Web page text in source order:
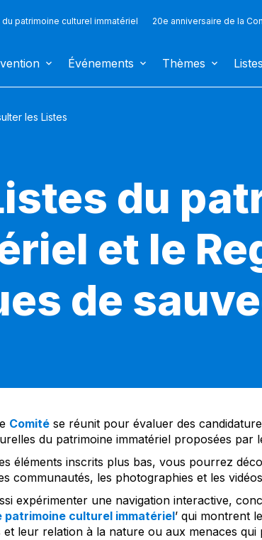
patrimoine culturel immatériel 20e anniversaire de la
Événements Thèmes Listes
les Listes
du
et le
de
Comitése réunit pour évaluer des
du patrimoine immatériel proposées par
éléments inscrits plus bas, vous pourrez
communautés, les photographies et les
expérimenter une navigation interactive,
patrimoine culturel immatériel’ qui montrent
et leur relation à la nature ou aux menaces qui